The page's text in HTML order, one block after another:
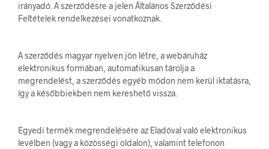
irányadó. A szerződésre a jelen Általános Szerződési
Feltételek rendelkezései vonatkoznak.
A szerződés magyar nyelven jön létre, a webáruház
elektronikus formában, automatikusan tárolja a
megrendelést, a szerződés egyéb módon nem kerül iktatásra,
így a későbbiekben nem kereshető vissza.
Egyedi termék megrendelésére az Eladóval való elektronikus
levélben (vagy a közösségi oldalon), valamint telefonon